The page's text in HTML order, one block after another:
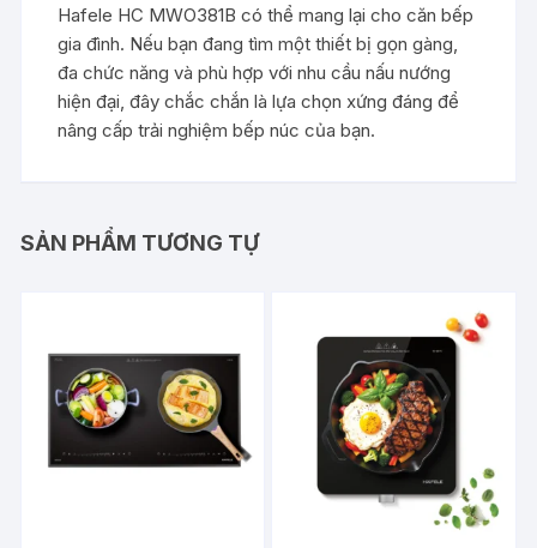
Hafele HC MWO381B có thể mang lại cho căn bếp
gia đình. Nếu bạn đang tìm một thiết bị gọn gàng,
đa chức năng và phù hợp với nhu cầu nấu nướng
hiện đại, đây chắc chắn là lựa chọn xứng đáng để
nâng cấp trải nghiệm bếp núc của bạn.
SẢN PHẨM TƯƠNG TỰ